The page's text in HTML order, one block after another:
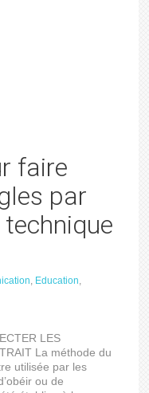
faire
par
, Education,
LES
La méthode du
utilisée par les
ou de